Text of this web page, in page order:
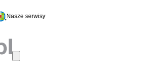
Nasze serwisy